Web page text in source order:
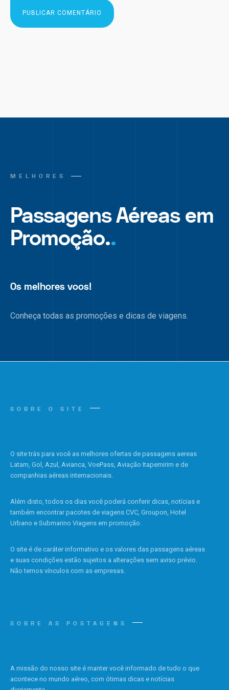
MELHORES
Passagens Aéreas em
Promoção..
Os melhores voos!
Conheça todas as promoções e dicas de viagens.
SOBRE O SITE
O site trás para você as melhores ofertas de passagens aereas
Latam, Gol, Azul, Avianca, VoePass, Aviação Itapemirim e de
companhias aéreas internacionais.
Além disto, todos os dias você poderá conferir dicas, notícias e
também encontrar pacotes de viagens CVC, Groupon, Hotel
Urbano e Submarino Viagens em promoção.
O site é de caráter informativo e os valores das passagens aéreas
e suas condições estão sujeitos a alterações sem aviso prévio.
Não temos vínculos com as empresas.
SOBRE AS POSTAGENS
A missão do nosso site é manter você informado de tudo o que
acontece no mundo aéreo, com ótimas dicas e notícias